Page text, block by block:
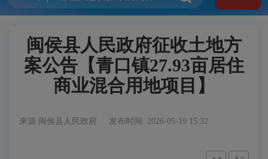
闽侯县人民政府征收土地方
案公告【青口镇27.93亩居住
商业混合用地项目】
来源:闽侯县人民政府 发布时间: 2026-05-19 15:32